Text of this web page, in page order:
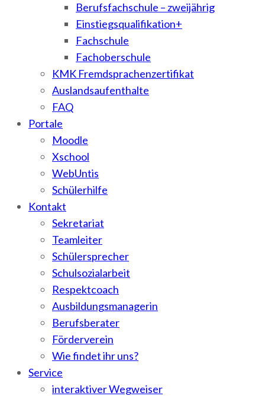
Berufsfachschule – zweijährig
Einstiegsqualifikation+
Fachschule
Fachoberschule
KMK Fremdsprachenzertifikat
Auslandsaufenthalte
FAQ
Portale
Moodle
Xschool
WebUntis
Schülerhilfe
Kontakt
Sekretariat
Teamleiter
Schülersprecher
Schulsozialarbeit
Respektcoach
Ausbildungsmanagerin
Berufsberater
Förderverein
Wie findet ihr uns?
Service
interaktiver Wegweiser